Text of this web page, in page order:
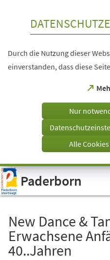
Visuelle
Assistenzsoftware
öffnen.
Durch die Nutzung dieser
einverstanden, dass diese
(Öffnet
einem
Tab)
Nur
Alle
Paderborn
New Dance &
Erwachsene
40..Jahren